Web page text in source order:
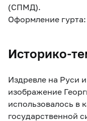
(СПМД).
Оформление
Историко-
Издревле на Руси
изображение
использовалось в
государственной